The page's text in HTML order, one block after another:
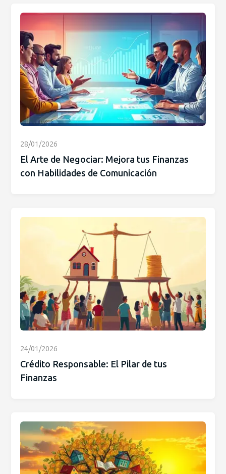
28/01/2026
El Arte de Negociar: Mejora tus Finanzas
con Habilidades de Comunicación
24/01/2026
Crédito Responsable: El Pilar de tus
Finanzas